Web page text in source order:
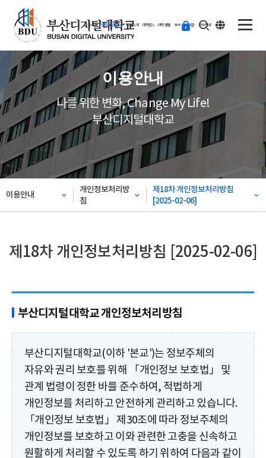
대학소개 입학지원센터 학과소개 대학원 대학생활 부속·부설기관 학사안내
등
기
ENG
이용안내
나를 위한 변화, Change My Life!
부산디지털대학교
이용안내
개인정보처리방
침
제18차 개인정보처리방침
[2025-02-06]
제18차 개인정보처리방침 [2025-02-06]
부산디지털대학교 개인정보처리방침
부산디지털대학교(이하 '본교')는 정보주체의
자유와 권리 보호를 위해 「개인정보 보호법」 및
관계 법령이 정한 바를 준수하여, 적법하게
개인정보를 처리하고 안전하게 관리하고 있습니다.
「개인정보 보호법」 제30조에 따라 정보주체의
개인정보를 보호하고 이와 관련한 고충을 신속하고
원활하게 처리할 수 있도록 하기 위하여 다음과 같이